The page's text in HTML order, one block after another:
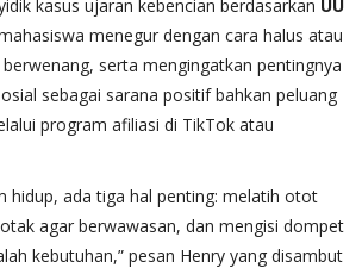
kasus ujaran kebencian berdasarkan UU
menegur dengan cara halus atau
serta mengingatkan pentingnya
sebagai sarana positif bahkan peluang
program afiliasi di TikTok atau
hidup, ada tiga hal penting: melatih otot
agar berwawasan, dan mengisi dompet
kebutuhan,” pesan Henry yang disambut